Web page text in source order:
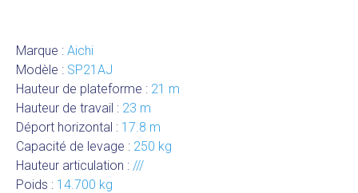
Marque : Aichi
Modèle : SP21AJ
Hauteur de plateforme : 21 m
Hauteur de travail : 23 m
Déport horizontal : 17.8 m
Capacité de levage : 250 kg
Hauteur articulation : ///
Poids : 14.700 kg